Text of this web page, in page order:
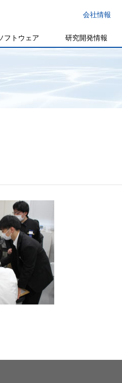
会社情報
フトウェア 研究開発情報